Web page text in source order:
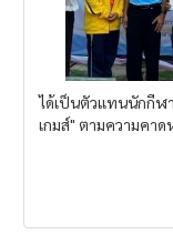
ได้เป็นตัวแทนนักกีฬ
เกมส์" ตามความคาด